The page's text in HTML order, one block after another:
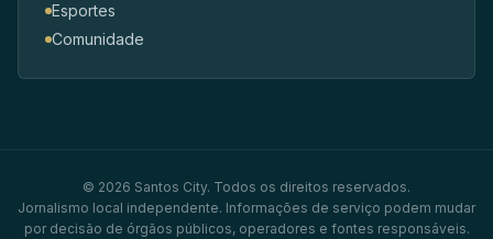
Esportes
Comunidade
© 2026 Santos City. Todos os direitos reservados.
Jornalismo local independente. Informações de serviço podem mudar
por decisão de órgãos públicos, operadores e fontes responsáveis.